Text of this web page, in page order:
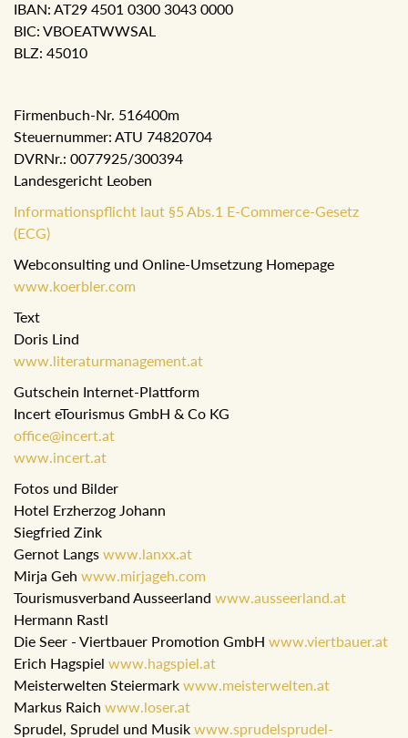
IBAN: AT29 4501 0300 3043 0000
BIC: VBOEATWWSAL
BLZ: 45010
Firmenbuch-Nr. 516400m
Steuernummer: ATU 74820704
DVRNr.: 0077925/300394
Landesgericht Leoben
Informationspflicht laut §5 Abs.1 E-Commerce-Gesetz
(ECG)
Webconsulting und Online-Umsetzung Homepage
www.koerbler.com
Text
Doris Lind
www.literaturmanagement.at
Gutschein Internet-Plattform
Incert eTourismus GmbH & Co KG
office@incert.at
www.incert.at
Fotos und Bilder
Hotel Erzherzog Johann
Siegfried Zink
Gernot Langs www.lanxx.at
Mirja Geh www.mirjageh.com
Tourismusverband Ausseerland www.ausseerland.at
Hermann Rastl
Die Seer - Viertbauer Promotion GmbH www.viertbauer.at
Erich Hagspiel www.hagspiel.at
Meisterwelten Steiermark www.meisterwelten.at
Markus Raich www.loser.at
Sprudel, Sprudel und Musik www.sprudelsprudel-